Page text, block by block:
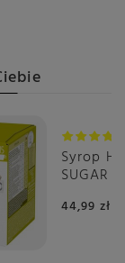
Syrop
SUGAR
44,99 zł